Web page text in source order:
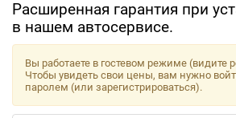
Расширенная гарантия при
в нашем автосервисе.
Вы работаете в гостевом режиме (видите
Чтобы увидеть свои цены, вам нужно
паролем (или зарегистрироваться).